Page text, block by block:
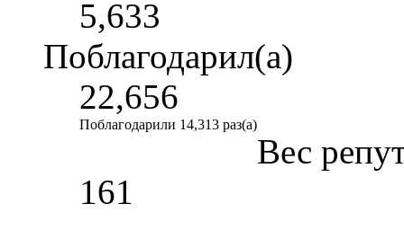
5,633
Поблагодарил(а)
22,656
Поблагодарили 14,313 раз(а)
Вес
161